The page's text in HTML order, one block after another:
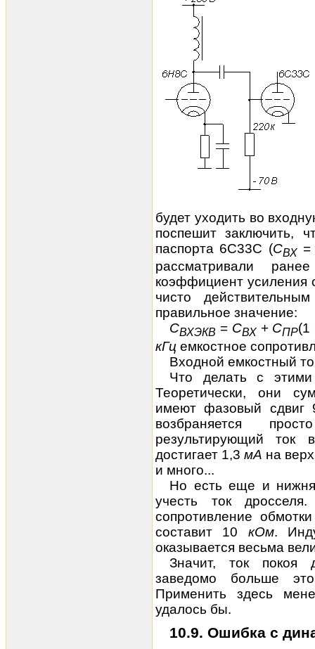
будет уходить во
поспешит заключить,
паспорта 6С33С (СВХ=
рассматривали
коэффициент усиления
чисто
правильное значение:
СВХЭКВ = СВХ+ СПР(1
кГц емкостное
Входной емкостный
Что делать с
Теоретически, они
имеют фазовый сдвиг
возбраняется
результирующий ток
достигает 1,3 мА на
и много...
Но есть еще и
учесть ток
сопротивление обмотки
составит 10 кОм.
оказывается весьма
Значит, ток покоя
заведомо больше
Применить здесь
удалось бы.
10.9. Ошибка с